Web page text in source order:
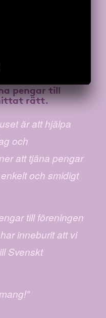
pengar till
rätt.
är att hjälpa
och
att tjäna pengar
och smidigt
till föreningen
inneburit att vi
Svenskt